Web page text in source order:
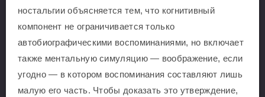
ностальгии объясняется тем, что когнитивный
компонент не ограничивается только
автобиографическими воспоминаниями, но включает
также ментальную симуляцию — воображение, если
угодно — в котором воспоминания составляют лишь
малую его часть. Чтобы доказать это утверждение,